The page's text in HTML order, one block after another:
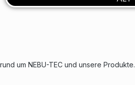
um NEBU-TEC und unsere Produkte.